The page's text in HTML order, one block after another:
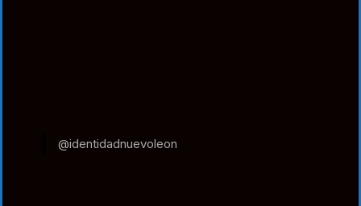
@identidadnuevoleon